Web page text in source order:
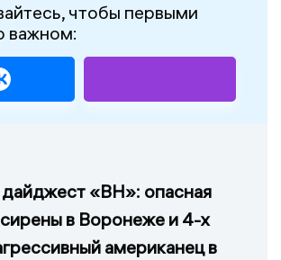
чтобы первыми
важном:
«ВН»: опасная
в Воронеже и 4-х
американец в